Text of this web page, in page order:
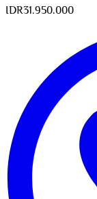
IDR31.950.000